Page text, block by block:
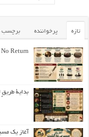
تازه پرخواننده برچسب
Return
بداية طريقٍ
آغاز یک